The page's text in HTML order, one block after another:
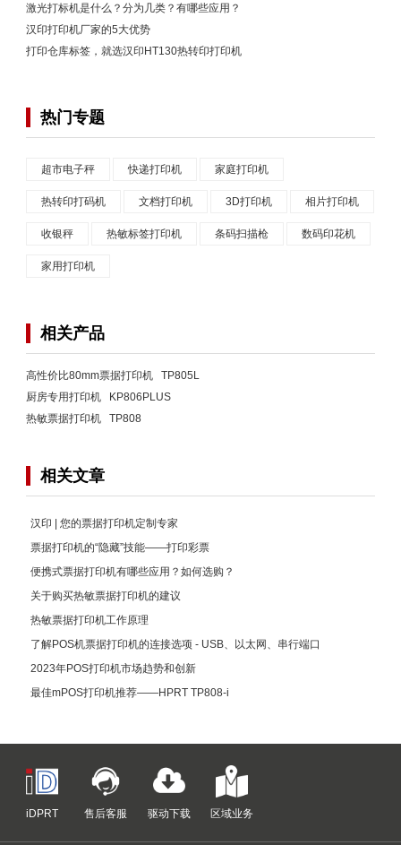
激光打标机是什么？分为几类？有哪些应用？
汉印打印机厂家的5大优势
打印仓库标签，就选汉印HT130热转印打印机
热门专题
超市电子秤 快递打印机 家庭打印机
热转印打码机 文档打印机 3D打印机 相片打印机
收银秤 热敏标签打印机 条码扫描枪 数码印花机
家用打印机
相关产品
高性价比80mm票据打印机 TP805L
厨房专用打印机 KP806PLUS
热敏票据打印机 TP808
相关文章
汉印 | 您的票据打印机定制专家
票据打印机的“隐藏”技能——打印彩票
便携式票据打印机有哪些应用？如何选购？
关于购买热敏票据打印机的建议
热敏票据打印机工作原理
了解POS机票据打印机的连接选项 - USB、以太网、串行端口
2023年POS打印机市场趋势和创新
最佳mPOS打印机推荐——HPRT TP808-i
iDPRT 售后客服 驱动下载 区域业务